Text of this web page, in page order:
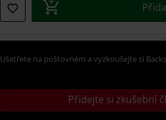
Ušetřete na poštovném a vyzkoušejte si
Přidejte si zkušební